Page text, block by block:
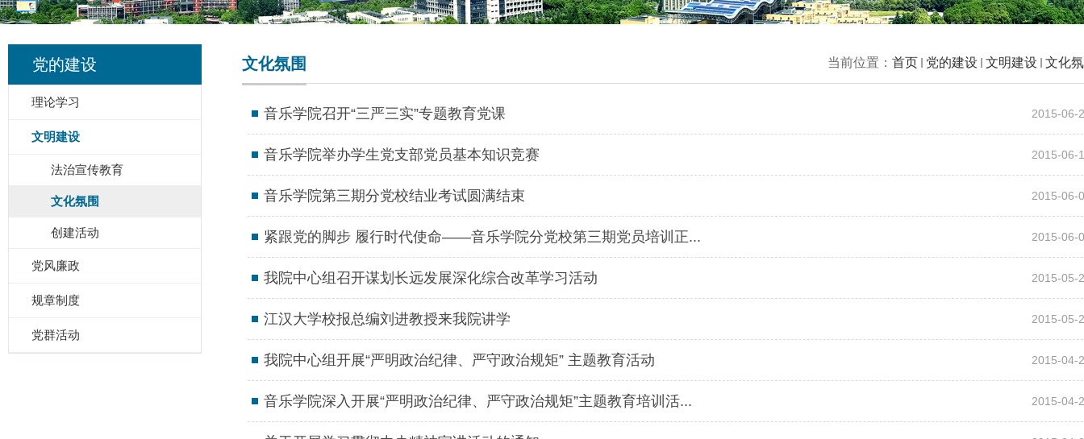
党的建设
理论学习
文明建设
法治宣传教育
文化氛围
创建活动
党风廉政
规章制度
党群活动
当前位置： 首页 党的建设 文明建设 文化
文化氛围
音乐学院召开“三严三实”专题教育党课 2015-06-
音乐学院举办学生党支部党员基本知识竞赛 2015-06-
音乐学院第三期分党校结业考试圆满结束 2015-06-
紧跟党的脚步 履行时代使命――音乐学院分党校第三期党员培训正... 2015-06-
我院中心组召开谋划长远发展深化综合改革学习活动 2015-05-
江汉大学校报总编刘进教授来我院讲学 2015-05-
我院中心组开展“严明政治纪律、严守政治规矩” 主题教育活动 2015-04-
音乐学院深入开展“严明政治纪律、严守政治规矩”主题教育培训活... 2015-04-